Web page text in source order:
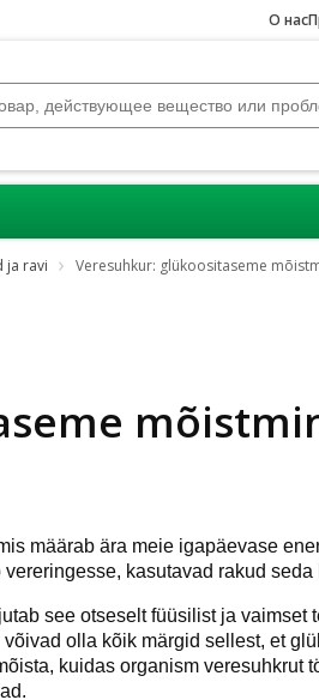
О нас
ja ravi Veresuhkur: glükoositaseme
määrab ära meie igapäevase
kasutavad rakud seda
see otseselt füüsilist ja vaimset
olla kõik märgid sellest, et
kuidas organism veresuhkrut